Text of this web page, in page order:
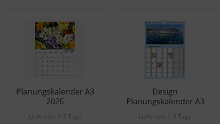
Planungskalender A3
2026
Lieferzeit: 1-3 Tage
Design
Planungskalender A3
Lieferzeit: 1-3 Tage